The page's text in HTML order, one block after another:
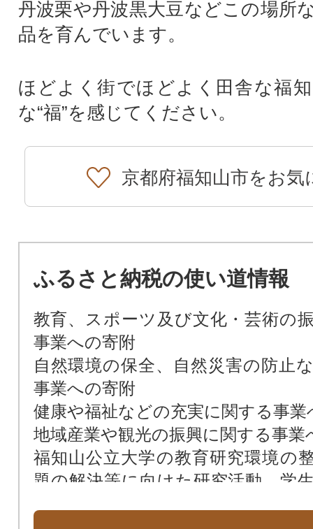
丹波栗や丹波黒大豆などこの場所
品を育んでいます。
ほどよく街でほどよく田舎な福
な“福”を感じてください。
京都府福知山市をお気
ふるさと納税の使い道情報
教育、スポーツ及び文化・芸術の
事業への寄附
自然環境の保全、自然災害の防止
事業への寄附
健康や福祉などの充実に関する事業
地域産業や観光の振興に関する事業
福知山公立大学の教育研究環境の
題の解決等に向けた研究活動、学